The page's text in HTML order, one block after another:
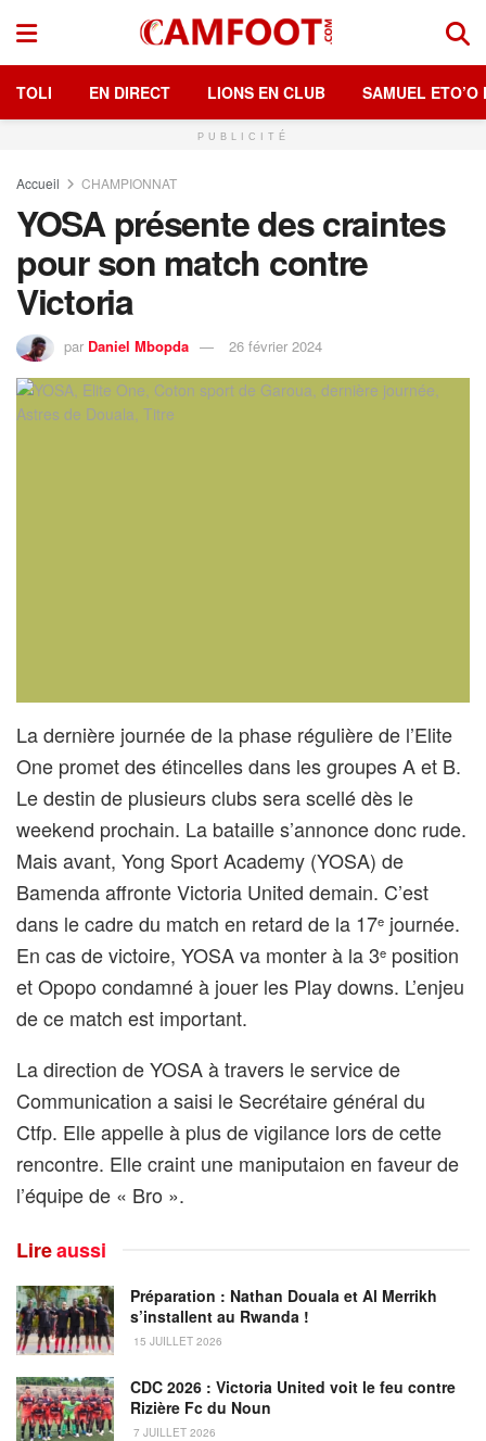
TOLI EN DIRECT LIONS EN CLUB SAMUEL ETO’O
PUBLICITÉ
Accueil CHAMPIONNAT
YOSA présente des craintes
pour son match contre
Victoria
par Daniel Mbopda 26 février 2024
La dernière journée de la phase régulière de l’Elite
One promet des étincelles dans les groupes A et B.
Le destin de plusieurs clubs sera scellé dès le
weekend prochain. La bataille s’annonce donc rude.
Mais avant, Yong Sport Academy (YOSA) de
Bamenda affronte Victoria United demain. C’est
dans le cadre du match en retard de la 17e journée.
En cas de victoire, YOSA va monter à la 3e position
et Opopo condamné à jouer les Play downs. L’enjeu
de ce match est important.
La direction de YOSA à travers le service de
Communication a saisi le Secrétaire général du
Ctfp. Elle appelle à plus de vigilance lors de cette
rencontre. Elle craint une maniputaion en faveur de
l’équipe de « Bro ».
Lireaussi
Préparation : Nathan Douala et Al Merrikh
s’installent au Rwanda !
15 JUILLET 2026
CDC 2026 : Victoria United voit le feu contre
Rizière Fc du Noun
7 JUILLET 2026